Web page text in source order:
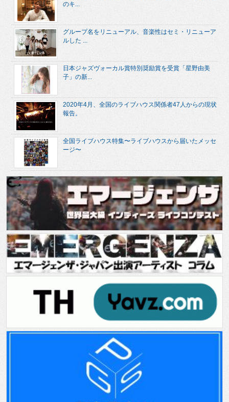
のキ...
グループ名をリニューアル、音楽性はセミ・リニューア
ルした ...
日本ジャズヴォーカル賞特別奨励賞を受賞「星野由美
子」の新...
2020年4月、全国のライブハウス関係者47人からの現状
報告。
全国ライブハウス特集〜ライブハウスから届いたメッセ
ージ〜